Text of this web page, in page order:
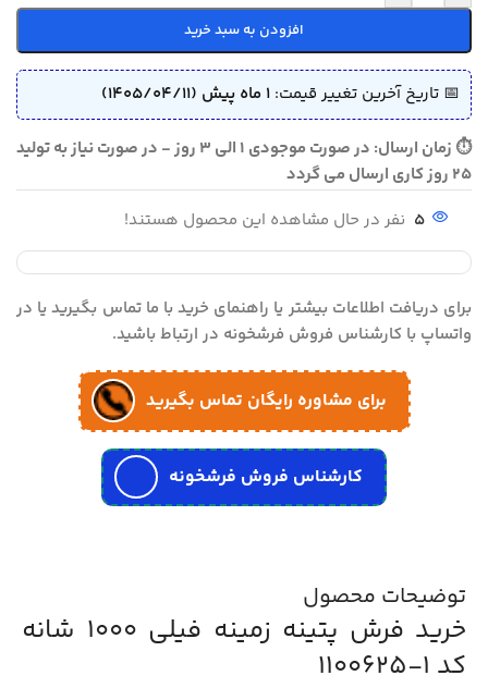
افزودن به سبد خرید
📅 تاریخ آخرین تغییر قیمت: 1 ماه پیش (1405/04/11)
⏱ زمان ارسال: در صورت موجودی 1 الی 3 روز - در صورت نیاز به تولید
25 روز کاری ارسال می گردد
5 نفر در حال مشاهده این محصول هستند!
برای دریافت اطلاعات بیشتر یا راهنمای خرید با ما تماس بگیرید یا در
واتساپ با کارشناس فروش فرشخونه در ارتباط باشید.
برای مشاوره رایگان تماس بگیرید
کارشناس فروش فرشخونه
توضیحات محصول
خرید فرش پتینه زمینه فیلی 1000 شانه
کد 1-1100625